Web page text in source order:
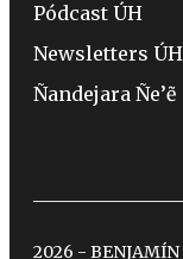
Pódcast ÚH
Newsletters ÚH
Ñandejara Ñe’ẽ
2026 -